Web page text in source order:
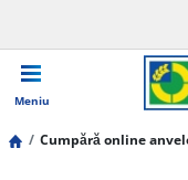
Meniu
Cumpără online